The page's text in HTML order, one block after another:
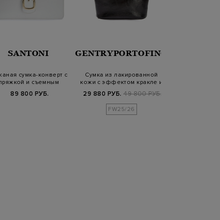
SANTONI
сумка-конверт с
и съемным
89 800 РУБ.
GENTRYPORTOFINO
Сумка из лакированной
кожи с эффектом кракле и
29 880 РУБ. 49 800 РУБ.
FW25/26